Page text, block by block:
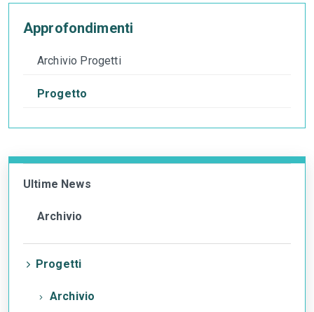
Approfondimenti
Archivio Progetti
Progetto
Ultime News
Archivio
Progetti
Archivio